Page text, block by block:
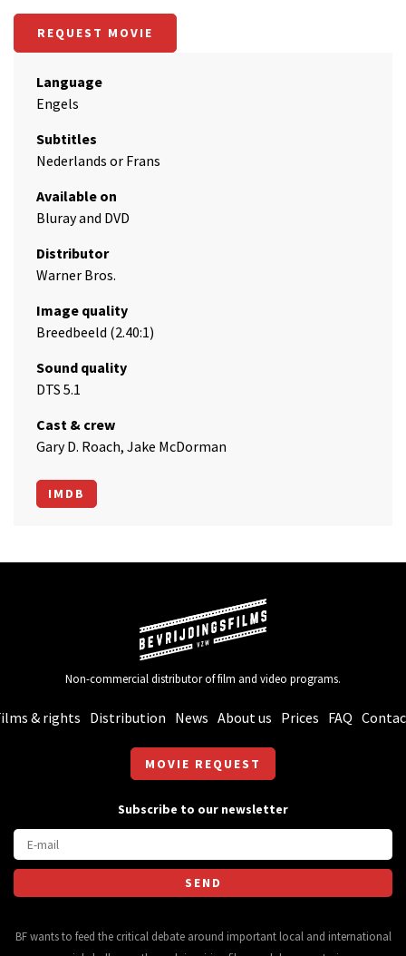
REQUEST MOVIE
Language
Engels
Subtitles
Nederlands or Frans
Available on
Bluray and DVD
Distributor
Warner Bros.
Image quality
Breedbeeld (2.40:1)
Sound quality
DTS 5.1
Cast & crew
Gary D. Roach, Jake McDorman
IMDB
Non-commercial distributor of film and video programs.
& rights Distribution News About us Prices FAQ
MOVIE REQUEST
Subscribe to our newsletter
BF wants to feed the critical debate around important local and international